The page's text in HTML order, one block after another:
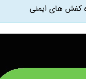
کفش های ایمنی